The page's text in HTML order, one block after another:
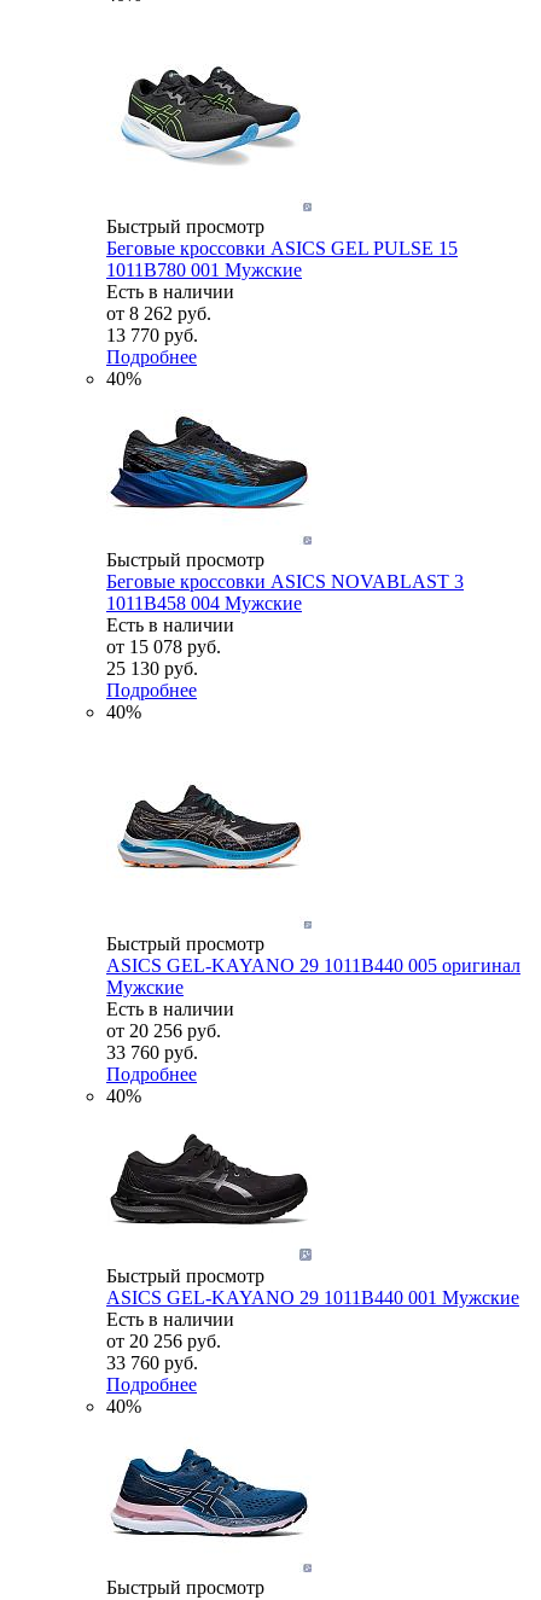
Быстрый просмотр
Беговые кроссовки ASICS GEL PULSE 15
1011B780 001 Мужские
Есть в наличии
от 8 262 руб.
13 770 руб.
Подробнее
40%
Быстрый просмотр
Беговые кроссовки ASICS NOVABLAST 3
1011B458 004 Мужские
Есть в наличии
от 15 078 руб.
25 130 руб.
Подробнее
40%
Быстрый просмотр
ASICS GEL-KAYANO 29 1011B440 005 оригинал
Мужские
Есть в наличии
от 20 256 руб.
33 760 руб.
Подробнее
40%
Быстрый просмотр
ASICS GEL-KAYANO 29 1011B440 001 Мужские
Есть в наличии
от 20 256 руб.
33 760 руб.
Подробнее
40%
Быстрый просмотр